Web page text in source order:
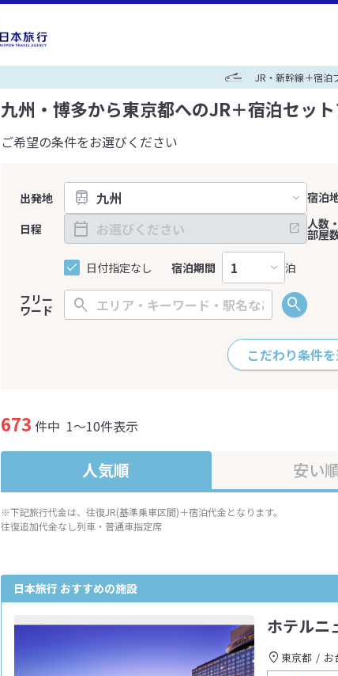
JR・新幹線＋宿泊
九州・博多から東京都へのJR＋宿泊セッ
ご希望の条件をお選びください
出発地
宿泊
日程
日付指定なし 宿泊期間 泊
人数・
部屋
フリー
ワード
こだわり条件
673 件中 1～10件表示
人気順 安い
※下記旅行代金は、往復JR(基準乗車区間)＋宿泊代金となります。
往復追加代金なし列車・普通車指定席
日本旅行 おすすめの施設
ホテル
東京都 お